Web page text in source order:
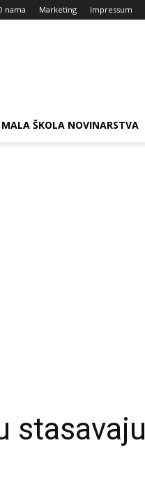
nama Marketing Impressum
MALA ŠKOLA NOVINARSTVA
stasavaju